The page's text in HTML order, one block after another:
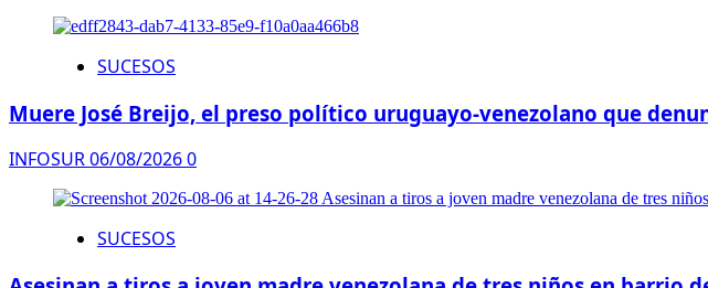
SUCESOS
Muere José Breijo, el preso político uruguayo-venezolano que
INFOSUR06/08/20260
SUCESOS